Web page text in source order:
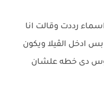
رددت وقالت انا
ادخل الڤيلا ويكون
دى خطه علشان